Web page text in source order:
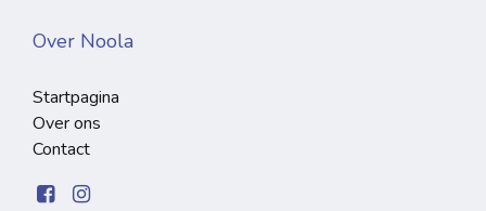
Over Noola
Startpagina
Over ons
Contact